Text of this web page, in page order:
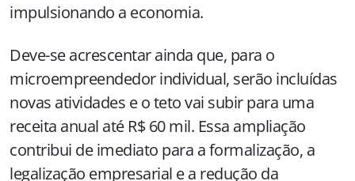
impulsionando a economia.
Deve-se acrescentar ainda que, para o
microempreendedor individual, serão incluídas
novas atividades e o teto vai subir para uma
receita anual até R$ 60 mil. Essa ampliação
contribui de imediato para a formalização, a
legalização empresarial e a redução da